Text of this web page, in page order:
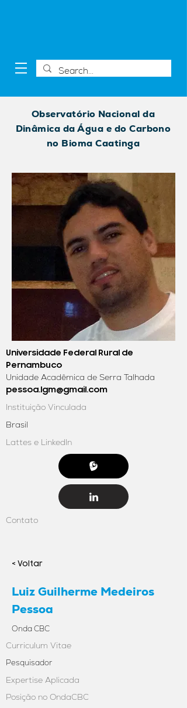
Observatório Nacional da
Dinâmica da Água e do Carbono
no Bioma Caatinga
Universidade Federal Rural de
Pernambuco
Unidade Acadêmica de Serra Talhada
pessoa.lgm@gmail.com
Instituição Vinculada
Brasil
Lattes e LinkedIn
Contato
< Voltar
Luiz Guilherme Medeiros
Pessoa
Onda CBC
Curriculum Vitae
Pesquisador
Expertise Aplicada
Posição no OndaCBC